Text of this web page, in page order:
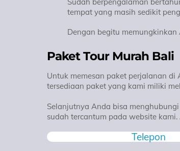
tempat yang masih sedikit
Dengan begitu
Paket Tour Murah Bali
Untuk memesan paket perjalanan
tersediaan paket yang kami miliki
Selanjutnya Anda bisa
sudah tercantum pada website
Telepon